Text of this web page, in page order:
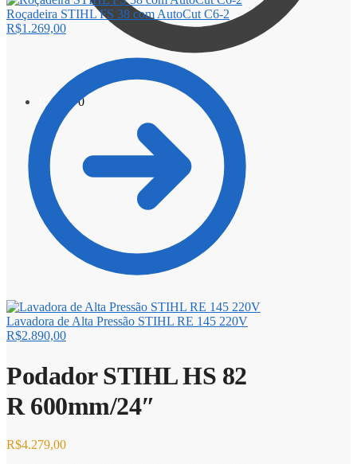
R$0,00 0
Roçadeira STIHL FS 38 com AutoCut C6-2
R$1.269,00
Lavadora de Alta Pressão STIHL RE 145 220V
R$2.890,00
Podador STIHL HS 82
R 600mm/24″
R$4.279,00